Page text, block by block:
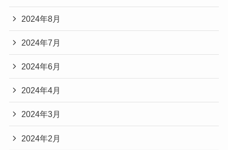
2024年8月
2024年7月
2024年6月
2024年4月
2024年3月
2024年2月